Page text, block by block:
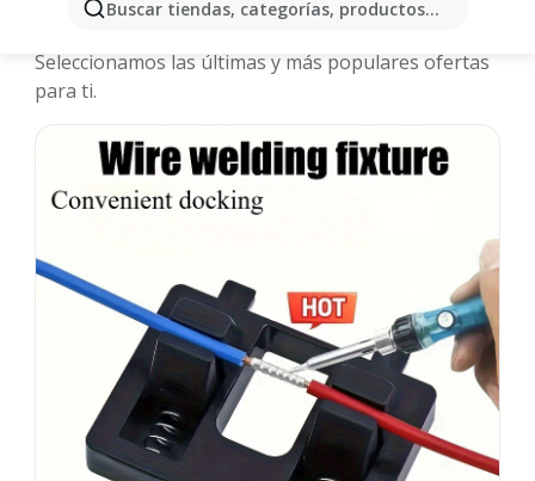
Buscar tiendas, categorías, productos...
Seleccionamos las últimas y más populares ofertas
para ti.